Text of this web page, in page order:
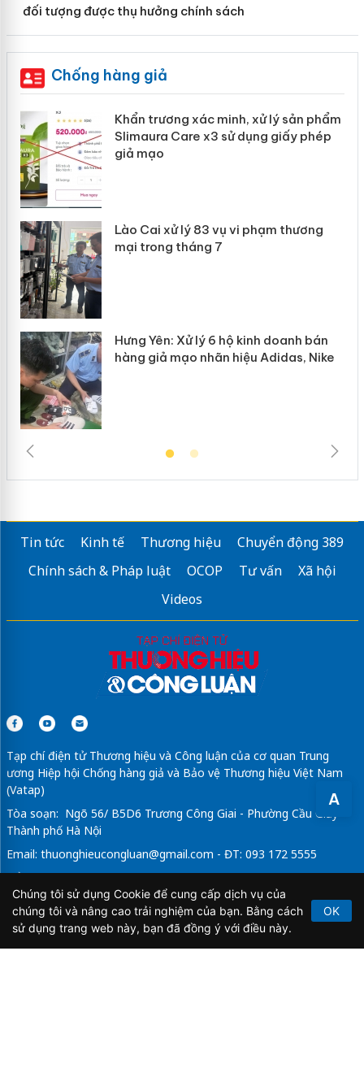
A
đối tượng được thụ hưởng chính sách
Chống hàng giả
Khẩn trương xác minh, xử lý sản phẩm
Slimaura Care x3 sử dụng giấy phép
giả mạo
Lào Cai xử lý 83 vụ vi phạm thương
mại trong tháng 7
Hưng Yên: Xử lý 6 hộ kinh doanh bán
hàng giả mạo nhãn hiệu Adidas, Nike
Tin tức Kinh tế Thương hiệu
Chuyển động 389
Chính sách & Pháp luật
OCOP Tư vấn
Xã hội
Videos
Tạp chí điện tử Thương hiệu và Công luận của cơ quan Trung
ương Hiệp hội Chống hàng giả và Bảo vệ Thương hiệu Việt Nam
(Vatap)
Tòa soạn: Ngõ 56/ B5D6 Trương Công Giai - Phường Cầu Giấy -
Thành phố Hà Nội
Email: thuonghieucongluan@gmail.com - ĐT: 093 172 5555
Tổng Biên Tập: Vũ Đức Thuận
Giấy phép hoạt động báo chí điện tử số 64/GP-BTTTT do Bộ
Thông tin và Truyền thông cấp ngày 21/2/2020.
Chúng tôi sử dụng Cookie để cung cấp dịch vụ của
chúng tôi và nâng cao trải nghiệm của bạn. Bằng cách
sử dụng trang web này, bạn đã đồng ý với điều này.
OK